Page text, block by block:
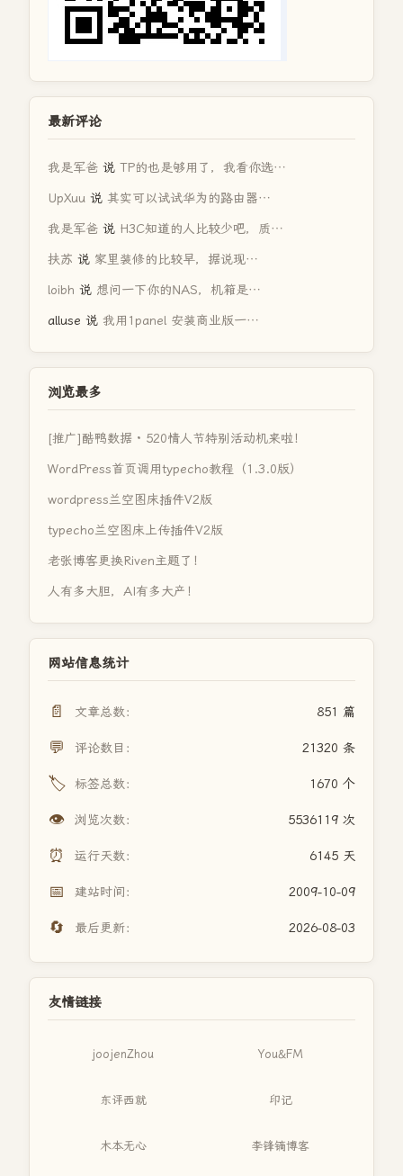
最新评论
我是军爸 说 TP的也是够用了，我看你选…
UpXuu 说 其实可以试试华为的路由器…
我是军爸 说 H3C知道的人比较少吧，质…
扶苏 说 家里装修的比较早，据说现…
loibh 说 想问一下你的NAS，机箱是…
alluse 说 我用1panel 安装商业版一…
浏览最多
[推广]酷鸭数据 · 520情人节特别活动机来啦！
WordPress首页调用typecho教程（1.3.0版）
wordpress兰空图床插件V2版
typecho兰空图床上传插件V2版
老张博客更换Riven主题了！
人有多大胆，AI有多大产！
网站信息统计
📄 文章总数： 851 篇
💬 评论数目： 21320 条
🏷️ 标签总数： 1670 个
👁️ 浏览次数： 5536119 次
⏰ 运行天数： 6145 天
📅 建站时间： 2009-10-09
🔄 最后更新： 2026-08-03
友情链接
joojenZhou You&FM
东评西就 印记
木本无心 李锋镝博客